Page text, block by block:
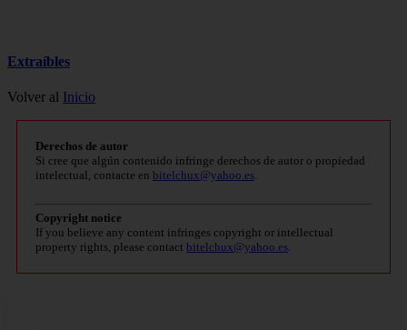
Extraíbles
Volver al Inicio
Derechos de autor
Si cree que algún contenido infringe derechos de autor o propiedad
intelectual, contacte en bitelchux@yahoo.es.
Copyright notice
If you believe any content infringes copyright or intellectual
property rights, please contact bitelchux@yahoo.es.